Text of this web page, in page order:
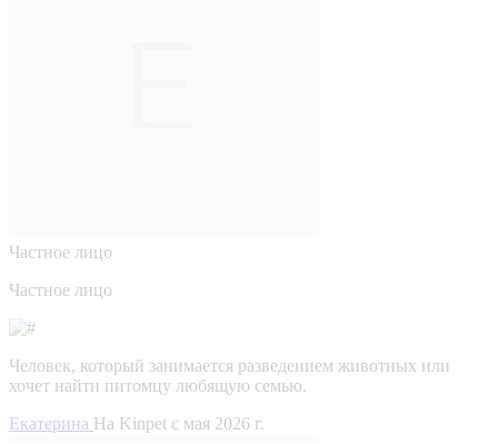
Частное лицо
Частное лицо
Человек, который занимается разведением животных или
хочет найти питомцу любящую семью.
Екатерина На Kinpet c мая 2026 г.